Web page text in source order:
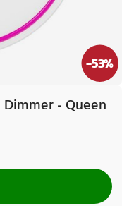
-53%
- Queen